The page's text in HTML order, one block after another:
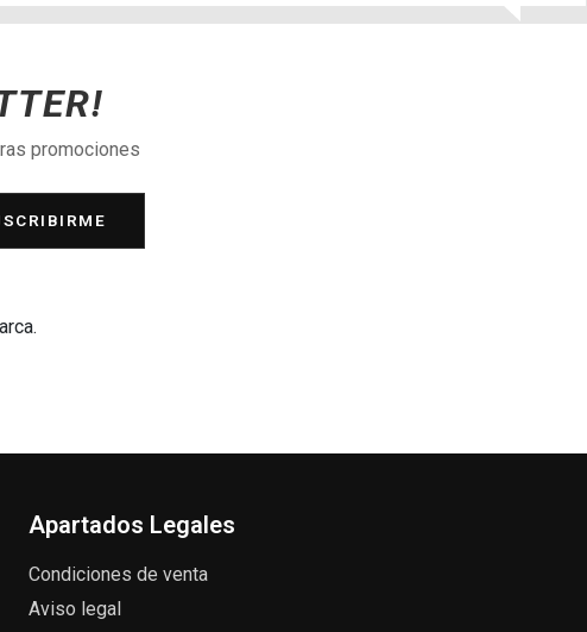
promociones
Apartados Legales
Condiciones de venta
Aviso legal